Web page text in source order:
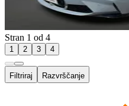
Stran 1 od 4
1 2 3 4
Filtriraj Razvrščanje